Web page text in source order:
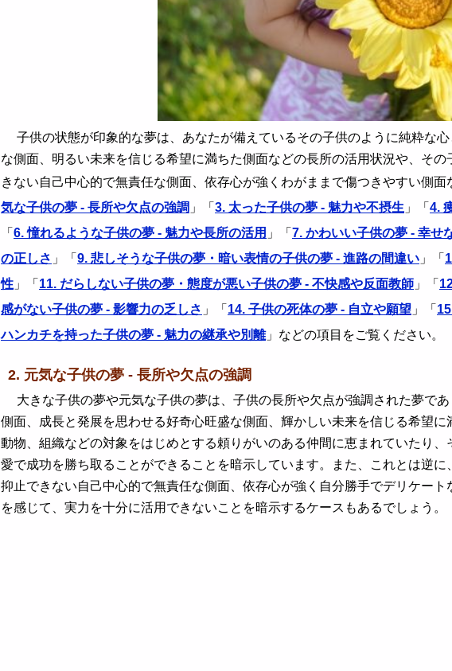
子供の状態が印象的な夢は、あなたが備えているその子供のように純粋な
な側面、明るい未来を信じる希望に満ちた側面などの長所の活用状況や、そ
きない自己中心的で無責任な側面、依存心が強くわがままで傷つきやすい側
気な子供の夢 - 長所や欠点の強調 」「 3. 太った子供の夢 - 魅力や不摂生 」「 4.
「 6. 憧れるような子供の夢 - 魅力や長所の活用 」「 7. かわいい子供の夢 - 幸せ
の正しさ 」「 9. 悲しそうな子供の夢・暗い表情の子供の夢 - 進路の間違い 」「
性 」「 11. だらしない子供の夢・態度が悪い子供の夢 - 不快感や反面教師 」「
感がない子供の夢 - 影響力の乏しさ 」「 14. 子供の死体の夢 - 自立や願望 」「
ハンカチを持った子供の夢 - 魅力の継承や別離」などの項目をご覧ください。
2. 元気な子供の夢 - 長所や欠点の強調
大きな子供の夢や元気な子供の夢は、子供の長所や欠点が強調された夢で
側面、成長と発展を思わせる好奇心旺盛な側面、輝かしい未来を信じる希望
動物、組織などの対象をはじめとする頼りがいのある仲間に恵まれていたり
愛で成功を勝ち取ることができることを暗示しています。また、これとは逆
抑止できない自己中心的で無責任な側面、依存心が強く自分勝手でデリケー
を感じて、実力を十分に活用できないことを暗示するケースもあるでしょう。